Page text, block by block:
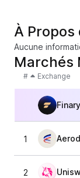
À
Aucune
Marchés
# Exchange
1
2